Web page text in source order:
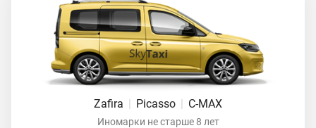
Zafira | Picasso | C-MAX
Иномарки не старше 8 лет